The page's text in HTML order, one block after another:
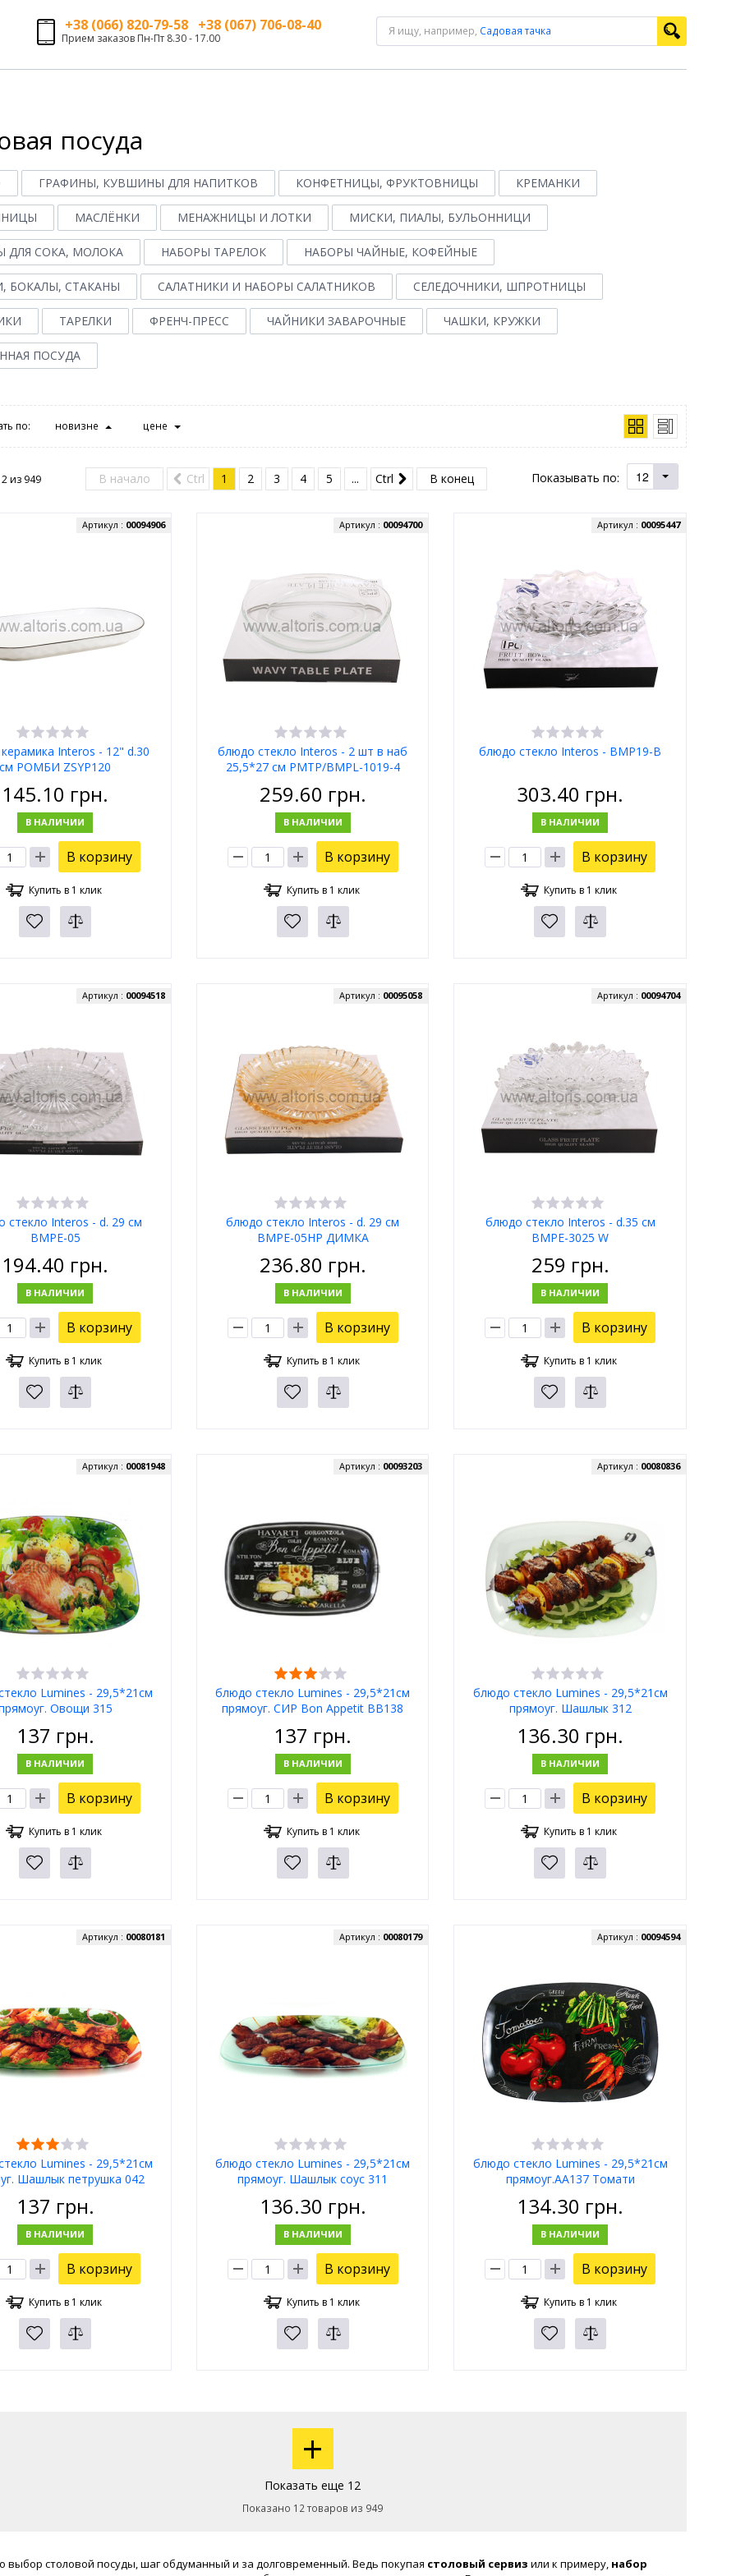
+38 (066) 820-79-58 +38 (067) 706-08-40
Прием заказов Пн-Пт 8.30 - 17.00
Я ищу, например, Садовая тачка
посуда
ГРАФИНЫ, КУВШИНЫ ДЛЯ НАПИТКОВ КОНФЕТНИЦЫ, ФРУКТОВНИЦЫ КРЕМАНКИ
МАСЛЁНКИ МЕНАЖНИЦЫ И ЛОТКИ МИСКИ, ПИАЛЫ, БУЛЬОННИЦИ
ДЛЯ СОКА, МОЛОКА НАБОРЫ ТАРЕЛОК НАБОРЫ ЧАЙНЫЕ, КОФЕЙНЫЕ
БОКАЛЫ, СТАКАНЫ САЛАТНИКИ И НАБОРЫ САЛАТНИКОВ СЕЛЕДОЧНИКИ, ШПРОТНИЦЫ
ТАРЕЛКИ ФРЕНЧ-ПРЕСС ЧАЙНИКИ ЗАВАРОЧНЫЕ ЧАШКИ, КРУЖКИ
ПОСУДА
по: новизне цене
Показывать по: 12
из 949 В начало Ctrl 1 2 3 4 5 ... Ctrl В конец
Interos - 12" d.30
см РОМБИ ZSYP120
Артикул : 00094906
145.10 грн.
В НАЛИЧИИ
В корзину
Купить в 1 клик
блюдо стекло Interos - 2 шт в наб
25,5*27 см PMTP/BMPL-1019-4
Артикул : 00094700
259.60 грн.
В НАЛИЧИИ
В корзину
Купить в 1 клик
блюдо стекло Interos - BMP19-B
Артикул : 00095447
303.40 грн.
В НАЛИЧИИ
В корзину
Купить в 1 клик
стекло Interos - d. 29 см
BMPE-05
Артикул : 00094518
194.40 грн.
В НАЛИЧИИ
В корзину
Купить в 1 клик
блюдо стекло Interos - d. 29 см
BMPE-05HP ДИМКА
Артикул : 00095058
236.80 грн.
В НАЛИЧИИ
В корзину
Купить в 1 клик
блюдо стекло Interos - d.35 см
BMPE-3025 W
Артикул : 00094704
259 грн.
В НАЛИЧИИ
В корзину
Купить в 1 клик
Lumines - 29,5*21см
Овощи 315
Артикул : 00081948
137 грн.
В НАЛИЧИИ
В корзину
Купить в 1 клик
блюдо стекло Lumines - 29,5*21см
прямоуг. СИР Bon Appetit BB138
Артикул : 00093203
137 грн.
В НАЛИЧИИ
В корзину
Купить в 1 клик
блюдо стекло Lumines - 29,5*21см
прямоуг. Шашлык 312
Артикул : 00080836
136.30 грн.
В НАЛИЧИИ
В корзину
Купить в 1 клик
Lumines - 29,5*21см
Шашлык петрушка 042
Артикул : 00080181
137 грн.
В НАЛИЧИИ
В корзину
Купить в 1 клик
блюдо стекло Lumines - 29,5*21см
прямоуг. Шашлык соус 311
Артикул : 00080179
136.30 грн.
В НАЛИЧИИ
В корзину
Купить в 1 клик
блюдо стекло Lumines - 29,5*21см
прямоуг.AA137 Томати
Артикул : 00094594
134.30 грн.
В НАЛИЧИИ
В корзину
Купить в 1 клик
+
Показать еще 12
Показано 12 товаров из 949
выбор столовой посуды, шаг обдуманный и за долговременный. Ведь покупая столовый сервиз или к примеру, набор